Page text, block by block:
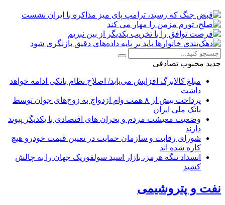
جدید محبوب تصادفی
مبلغ کالابرگ افزایش می‌یابد/ اصلاح نظام بانکی ادامه خواهد
داشت
پرداخت بیش از ۸ همت وام ازدواج به زوج‌های جوان توسط
بانک ملی ایران
وضعیت معیشت مردم و بحران های اقتصادی با یکدیگر پیوند
دارند
شورای رقابت و سازمان حمایت در تعیین قیمت خودرو هیچ
کاره شده اند
انسداد تنگه هرمز، بازار اسید سولفوریک جهان را به چالش
کشید
نفت و پتروشیمی